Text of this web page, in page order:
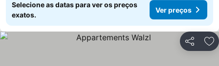
Selecione as datas para ver os preços
exatos.
Ver preços
Partilhar